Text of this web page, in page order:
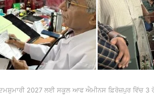
2027 ਲਈ ਸਕੂਲ ਆਫ ਐਮੀਨਸ ਫ਼ਿਰੋਜ਼ਪੁਰ ਵਿੱਚ 3